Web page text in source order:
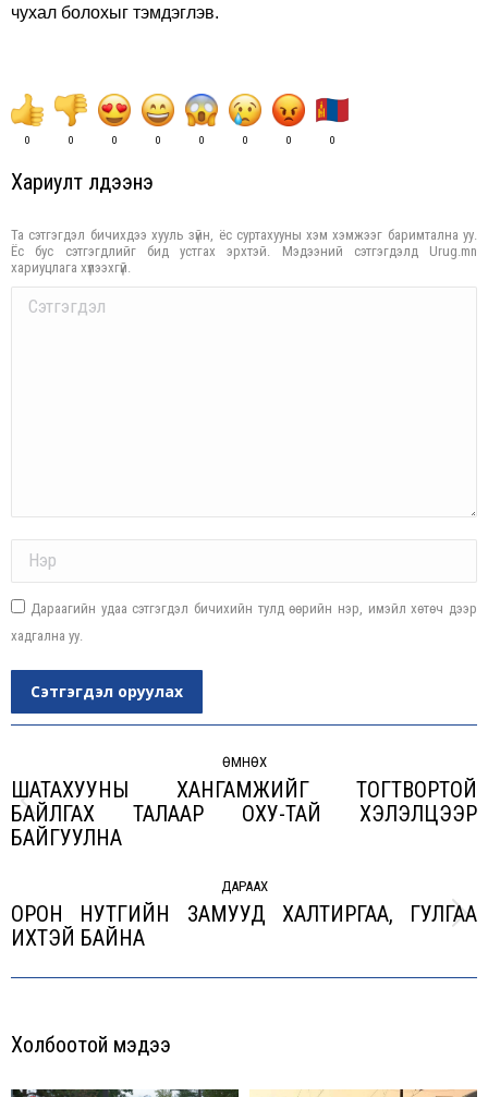
чухал болохыг тэмдэглэв.
0 0 0 0 0 0 0 0
Хариулт үлдээнэ үү
Та сэтгэгдэл бичихдээ хууль зүйн, ёс суртахууны хэм хэмжээг баримтална уу.
Ёс бус сэтгэгдлийг бид устгах эрхтэй. Мэдээний сэтгэгдэлд Urug.mn
хариуцлага хүлээхгүй.
Comment
Дараагийн удаа сэтгэгдэл бичихийн тулд өөрийн нэр, имэйл хөтөч дээр
хадгална уу.
Сэтгэгдэл оруулах
ӨМНӨХ
Previous
ШАТАХУУНЫ ХАНГАМЖИЙГ ТОГТВОРТОЙ
БАЙЛГАХ ТАЛААР ОХУ-ТАЙ ХЭЛЭЛЦЭЭР
БАЙГУУЛНА
ДАРААХ
Next
ОРОН НУТГИЙН ЗАМУУД XАЛТИРГАА, ГУЛГАА
ИXТЭЙ БАЙНА
Холбоотой мэдээ